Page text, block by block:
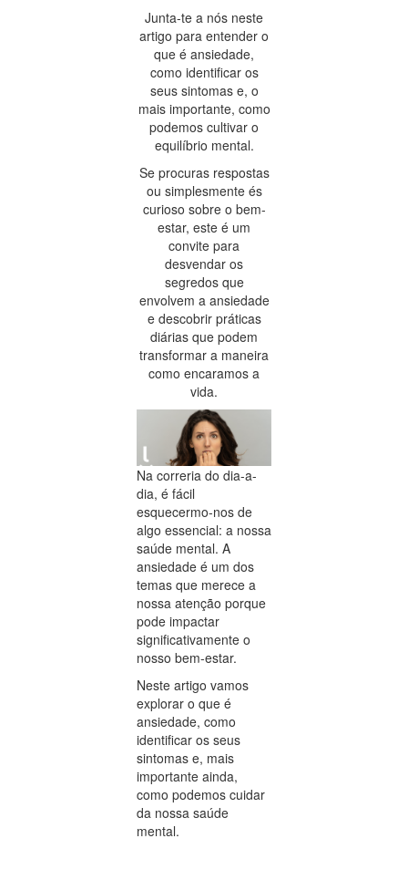
Junta-te a nós neste
artigo para entender o
que é ansiedade,
como identificar os
seus sintomas e, o
mais importante, como
podemos cultivar o
equilíbrio mental.
Se procuras respostas
ou simplesmente és
curioso sobre o bem-
estar, este é um
convite para
desvendar os
segredos que
envolvem a ansiedade
e descobrir práticas
diárias que podem
transformar a maneira
como encaramos a
vida.
Na correria do dia-a-
dia, é fácil
esquecermo-nos de
algo essencial: a nossa
saúde mental. A
ansiedade é um dos
temas que merece a
nossa atenção porque
pode impactar
significativamente o
nosso bem-estar.
Neste artigo vamos
explorar o que é
ansiedade, como
identificar os seus
sintomas e, mais
importante ainda,
como podemos cuidar
da nossa saúde
mental.